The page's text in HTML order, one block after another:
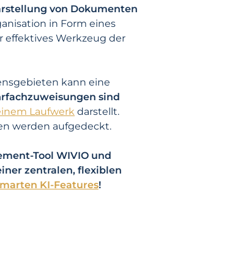
von Dokumenten
in Form eines
effektives Werkzeug der
kann eine
sind
Laufwerk darstellt.
werden aufgedeckt.
Tool WIVIO und
zentralen, flexiblen
KI-Features!